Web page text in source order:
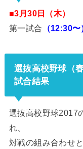
■3月30日（木）
第一試合 （12:30〜
選抜高校野球（
試合結果
選抜高校野球2017
れ、
対戦の組み合わせ